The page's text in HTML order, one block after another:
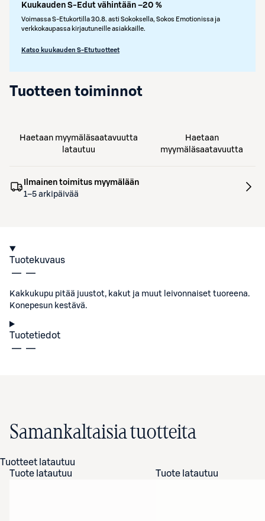
Kuukauden S-Edut vähintään –20 %
Voimassa S-Etukortilla 30.8. asti Sokoksella, Sokos Emotionissa ja
verkkokaupassa kirjautuneille asiakkaille.
Katso kuukauden S-Etutuotteet
Tuotteen toiminnot
Haetaan myymäläsaatavuutta
latautuu
Haetaan
myymäläsaatavuutta
Ilmainen toimitus myymälään
1–5 arkipäivää
Tuotekuvaus
Kakkukupu pitää juustot, kakut ja muut leivonnaiset tuoreena.
Konepesun kestävä.
Tuotetiedot
Samankaltaisia tuotteita
Tuotteet latautuu
Tuote latautuu
Tuote latautuu